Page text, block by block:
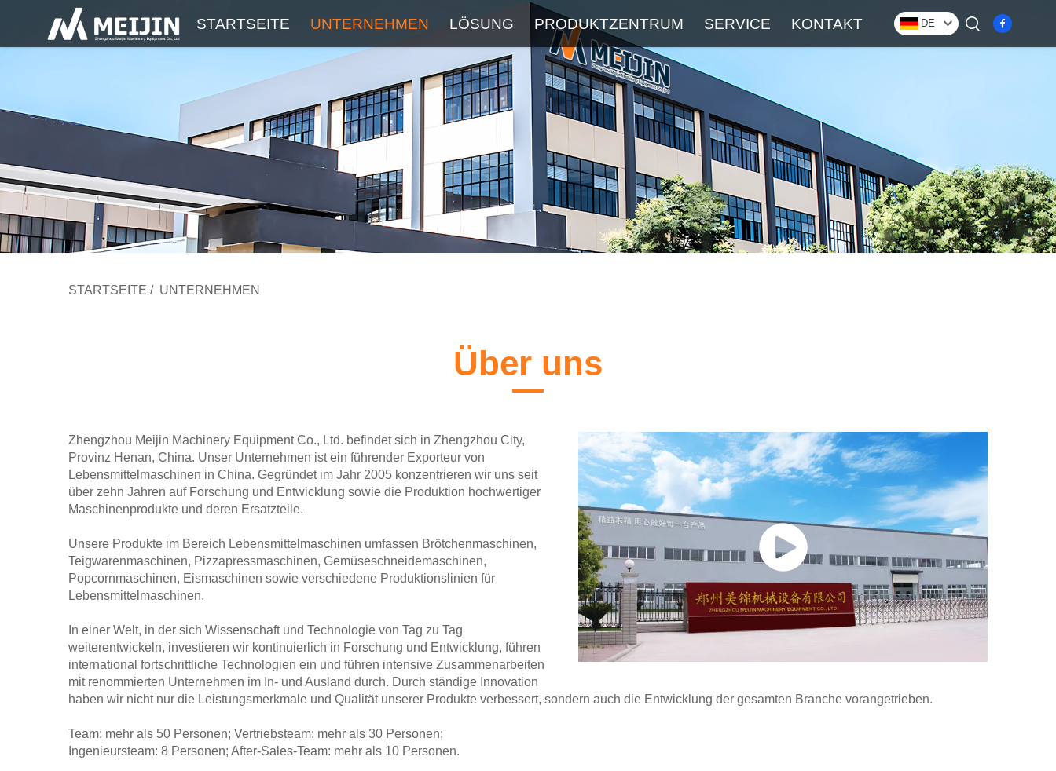
STARTSEITE UNTERNEHMEN
Über Neueste Blog
LÖSUNG PRODUKTZENTRUM SERVICE
Service FAQ
KONTAKT DE
STARTSEITE / UNTERNEHMEN
Über uns
Zhengzhou Meijin Machinery Equipment Co., Ltd. befindet sich in Zhengzhou City,
Provinz Henan, China. Unser Unternehmen ist ein führender Exporteur von
Lebensmittelmaschinen in China. Gegründet im Jahr 2005 konzentrieren wir uns seit
über zehn Jahren auf Forschung und Entwicklung sowie die Produktion hochwertiger
Maschinenprodukte und deren Ersatzteile.
Unsere Produkte im Bereich Lebensmittelmaschinen umfassen Brötchenmaschinen,
Teigwarenmaschinen, Pizzapressmaschinen, Gemüseschneidemaschinen,
Popcornmaschinen, Eismaschinen sowie verschiedene Produktionslinien für
Lebensmittelmaschinen.
In einer Welt, in der sich Wissenschaft und Technologie von Tag zu Tag
weiterentwickeln, investieren wir kontinuierlich in Forschung und Entwicklung, führen
international fortschrittliche Technologien ein und führen intensive Zusammenarbeiten
mit renommierten Unternehmen im In- und Ausland durch. Durch ständige Innovation
haben wir nicht nur die Leistungsmerkmale und Qualität unserer Produkte verbessert, sondern auch die Entwicklung der gesamten Branche vorangetrieben.
Team: mehr als 50 Personen; Vertriebsteam: mehr als 30 Personen;
Ingenieursteam: 8 Personen; After-Sales-Team: mehr als 10 Personen.